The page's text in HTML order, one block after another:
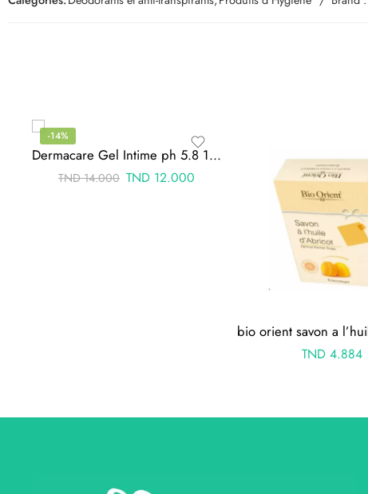
-14%
Dermacare Gel Intime ph 5.8 100ml
TND14.000 TND 12.000
TND4.884